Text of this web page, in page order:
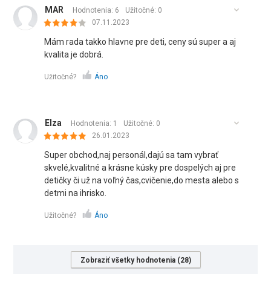
MAR Hodnotenia: 6 Užitočné: 0
07.11.2023
Mám rada takko hlavne pre deti, ceny sú super a aj
kvalita je dobrá.
Užitočné? Áno
Elza Hodnotenia: 1 Užitočné: 0
26.01.2023
Super obchod,naj personál,dajú sa tam vybrať
skvelé,kvalitné a krásne kúsky pre dospelých aj pre
detičky či už na voľný čas,cvičenie,do mesta alebo s
detmi na ihrisko.
Užitočné? Áno
Zobraziť všetky hodnotenia (28)